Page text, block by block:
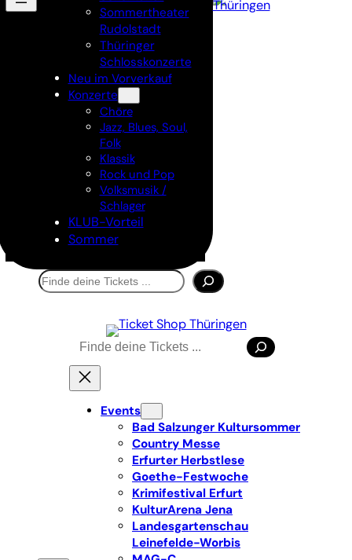
Sommertheater
Rudolstadt
Thüringer
Schlosskonzerte
Neu im Vorverkauf
Konzerte
Chöre
Jazz, Blues, Soul,
Folk
Klassik
Rock und Pop
Volksmusik /
Schlager
KLUB-Vorteil
Sommer
Suchen
Suchen
Events
Bad Salzunger Kultursommer
Country Messe
Erfurter Herbstlese
Goethe-Festwoche
Krimifestival Erfurt
KulturArena Jena
Landesgartenschau
Leinefelde-Worbis